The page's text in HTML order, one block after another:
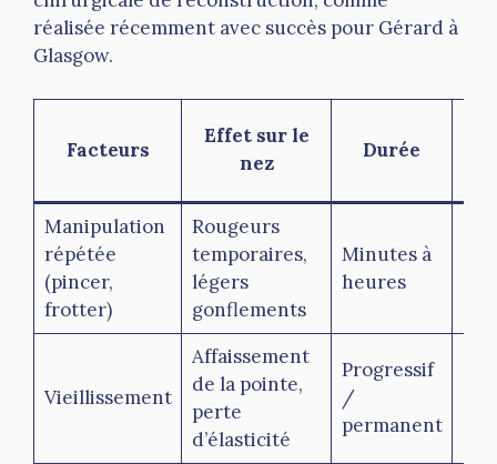
réalisée récemment avec succès pour Gérard à
Glasgow.
Facteurs
Effet sur le
nez
Durée
Manipulation
répétée
(pincer,
frotter)
Rougeurs
temporaires,
légers
gonflements
Minutes à
heures
Vieillissement
Affaissement
de la pointe,
perte
d’élasticité
Progressif
/
permanent